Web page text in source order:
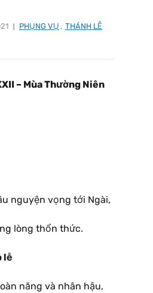
PHỤNG VỤ , THÁNH LỄ
– Mùa Thường Niên
nguyện vọng tới Ngài,
lòng thổn thức.
lễ
năng và nhân hậu,